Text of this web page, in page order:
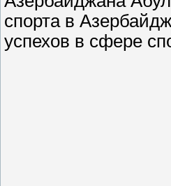
спорта в
успехов в сфере